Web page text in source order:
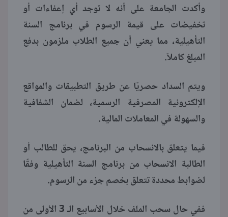
وأكدت الجامعة على أنه لا توجد أي إعفاءات أو
تخفيضات على قيمة الرسوم في برنامج السنة
التأهيلية، مما يعني أن جميع الطلاب ملزمون بدفع
المبلغ كاملاً.
ويتم السداد حصريًا عن طريق التطبيقات والمواقع
الإلكترونية المصرفية الرسمية، لضمان الشفافية
والسهولة في المعاملات المالية.
فيما يتعلق بالانسحاب من البرنامج، يحق للطالب أو
الطالبة الانسحاب من برنامج السنة التأهيلية وفقًا
لضوابط محددة تتعلق بخصم جزء من الرسوم.
ففي حال سحب الملف خلال الأسابيع الـ 3 الأولى من